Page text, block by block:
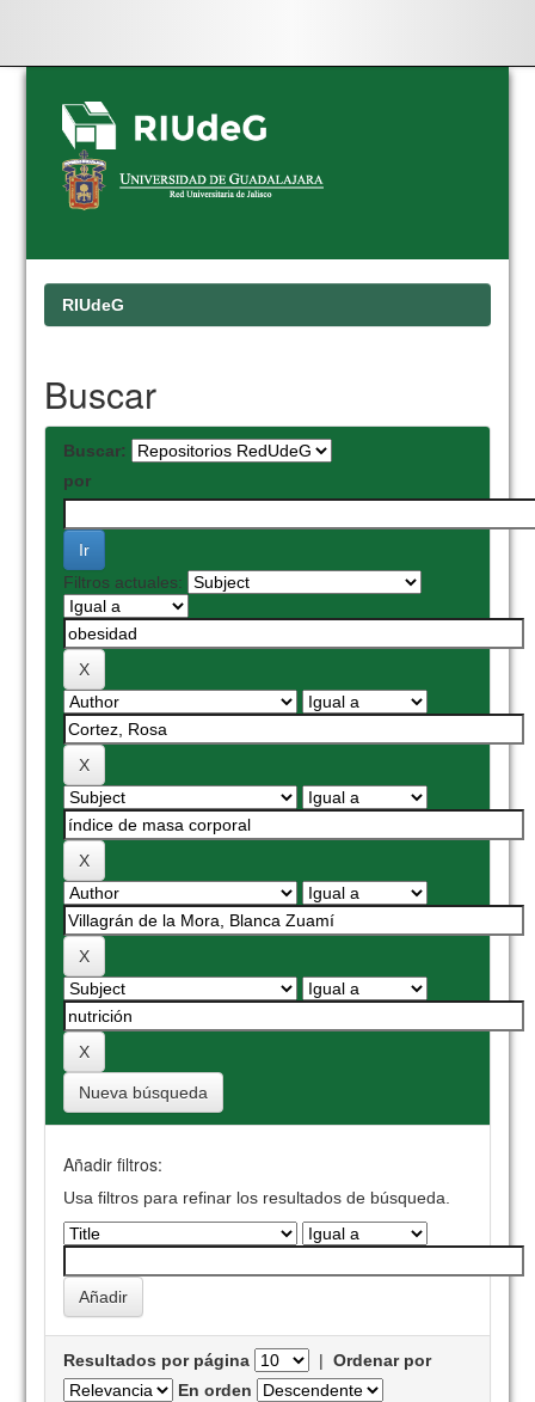
Skip
navigation
RIUdeG
Buscar
Buscar:
por
Filtros actuales:
Nueva búsqueda
Añadir filtros:
Usa filtros para refinar los resultados de búsqueda.
Resultados por página |Ordenar por
En orden